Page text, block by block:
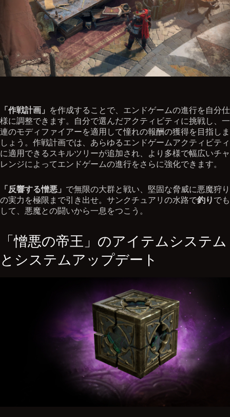
「作戦計画」
を作成することで、エンドゲームの進行を自分仕
様に調整できます。自分で選んだアクティビティに挑戦し、一
連のモディファイアーを適用して憧れの報酬の獲得を目指しま
しょう。作戦計画では、あらゆるエンドゲームアクティビティ
に適用できるスキルツリーが追加され、より多様で幅広いチャ
レンジによってエンドゲームの進行をさらに強化できます。
「反響する憎悪」 で無限の大群と戦い、堅固な脅威に悪魔狩り
の実力を極限まで引き出せ。サンクチュアリの水路で釣り でも
して、悪魔との闘いから一息をつこう。
「憎悪の帝王」のアイテムシステム
とシステムアップデート